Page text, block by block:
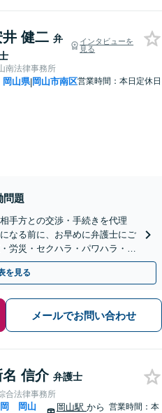
井 健二 弁
インタビューを
見る
南法律事務所
岡山県|岡山市南区営業時間：本日定休日
問題
手方との交渉・手続きを代理
なる前に、お早めに弁護士にご
労災・セクハラ・パワハラ・残
＆夜間面談可】
を見る
メールでお問い合わせ
名 信介 弁護士
合法律事務所
岡
岡山
岡山駅 から 営業時間：本